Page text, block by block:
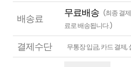
배송료 무료배송 (최종 결
료로 배송됩니다.)
결제수단 무통장 입금, 카드 결제,